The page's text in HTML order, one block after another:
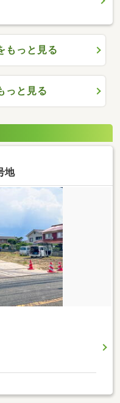
もっと見る
っと見る
地